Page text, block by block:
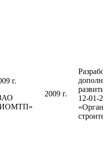
г.
2009 г.
12-01-